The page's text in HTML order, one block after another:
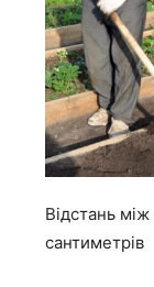
Відстань
сантиметрів